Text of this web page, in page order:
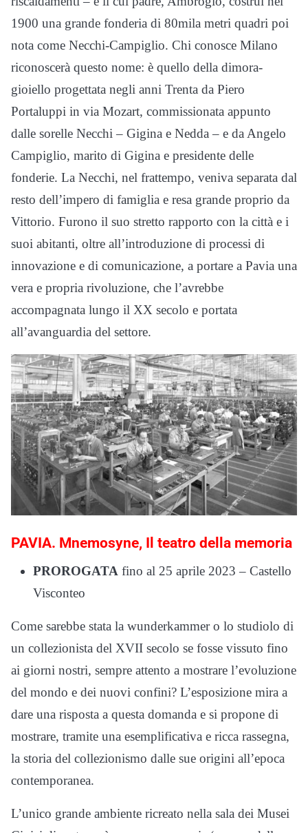
1900 una grande fonderia di 80mila metri quadri poi
nota come Necchi-Campiglio. Chi conosce Milano
riconoscerà questo nome: è quello della dimora-
gioiello progettata negli anni Trenta da Piero
Portaluppi in via Mozart, commissionata appunto
dalle sorelle Necchi – Gigina e Nedda – e da Angelo
Campiglio, marito di Gigina e presidente delle
fonderie. La Necchi, nel frattempo, veniva separata dal
resto dell’impero di famiglia e resa grande proprio da
Vittorio. Furono il suo stretto rapporto con la città e i
suoi abitanti, oltre all’introduzione di processi di
innovazione e di comunicazione, a portare a Pavia una
vera e propria rivoluzione, che l’avrebbe
accompagnata lungo il XX secolo e portata
all’avanguardia del settore.
PAVIA. Mnemosyne, Il teatro della memoria
PROROGATA fino al 25 aprile 2023 – Castello
Visconteo
Come sarebbe stata la wunderkammer o lo studiolo di
un collezionista del XVII secolo se fosse vissuto fino
ai giorni nostri, sempre attento a mostrare l’evoluzione
del mondo e dei nuovi confini? L’esposizione mira a
dare una risposta a questa domanda e si propone di
mostrare, tramite una esemplificativa e ricca rassegna,
la storia del collezionismo dalle sue origini all’epoca
contemporanea.
L’unico grande ambiente ricreato nella sala dei Musei